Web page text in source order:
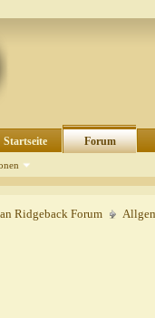
Startseite Forum
Ridgeback Forum